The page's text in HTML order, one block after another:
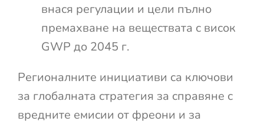
внася регулации и цели пълно
премахване на веществата с висок
GWP до 2045 г.
Регионалните инициативи са ключови
за глобалната стратегия за справяне с
вредните емисии от фреони и за